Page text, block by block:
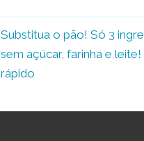
Substitua o pão! Só 3
sem açúcar, farinha e
rápido